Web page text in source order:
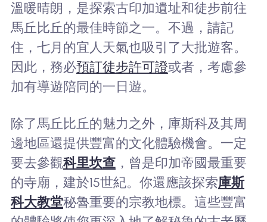
溫暖晴朗，是探索古印加遺址和徒步前往
馬丘比丘的最佳時節之一。不過，請記
住，七月的宜人天氣也吸引了大批遊客。
因此，務必預訂徒步許可證或者，考慮參
加有導遊陪同的一日遊。
除了馬丘比丘的魅力之外，庫斯科及其周
邊地區還提供豐富的文化體驗機會。一定
要去參觀科里坎查，曾是印加帝國最重要
的寺廟，建於15世紀。你還應該探索庫斯
科大教堂秘魯重要的宗教地標。這些豐富